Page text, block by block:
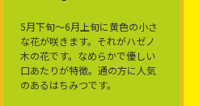
5月下旬～6月上旬に黄色の小さ
な花が咲きます。それがハゼノ
木の花です。なめらかで優しい
口あたりが特徴。通の方に人気
のあるはちみつです。